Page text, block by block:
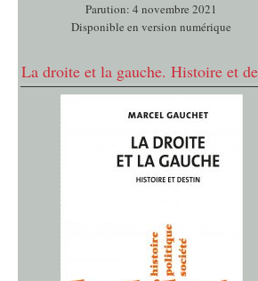
Parution: 4 novembre 2021
Disponible en version numérique
La droite et la gauche. Histoire et